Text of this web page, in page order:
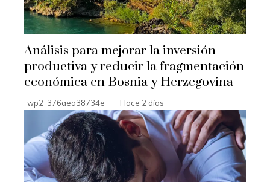
Análisis para mejorar la inversión
productiva y reducir la fragmentación
económica en Bosnia y Herzegovina
wp2_376aea38734e Hace 2 días